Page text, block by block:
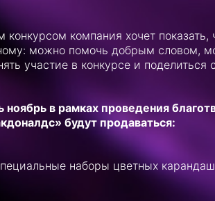
конкурсом компания хочет
можно помочь добрым словом,
участие в конкурсе и поделиться
ноябрь в рамках проведения
будут продаваться:
наборы цветных